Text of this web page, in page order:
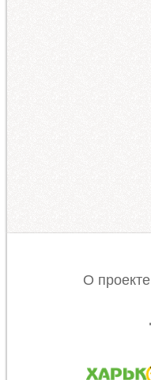
О проекте